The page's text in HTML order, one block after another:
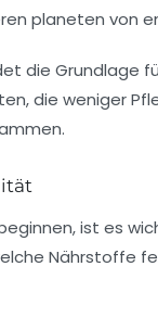
die Grundlage
die weniger
ist es
Nährstoffe